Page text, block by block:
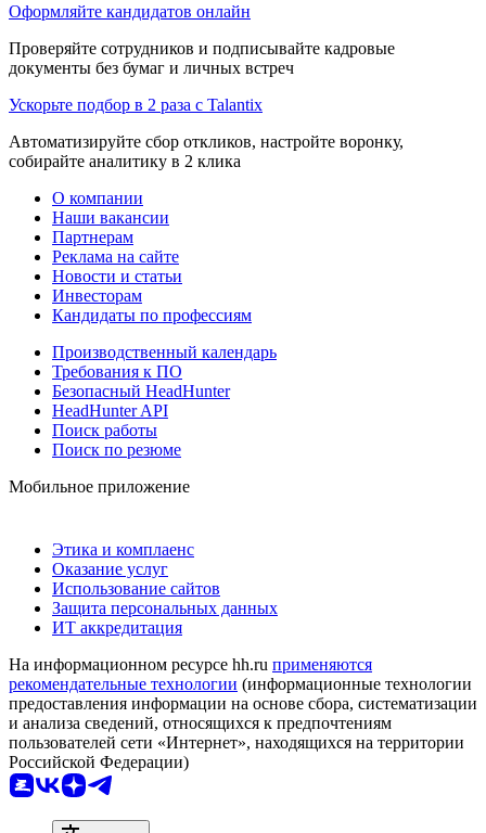
Оформляйте кандидатов онлайн
Проверяйте сотрудников и подписывайте кадровые
документы без бумаг и личных встреч
Ускорьте подбор в 2 раза с Talantix
Автоматизируйте сбор откликов, настройте воронку,
собирайте аналитику в 2 клика
О компании
Наши вакансии
Партнерам
Реклама на сайте
Новости и статьи
Инвесторам
Кандидаты по профессиям
Производственный календарь
Требования к ПО
Безопасный HeadHunter
HeadHunter API
Поиск работы
Поиск по резюме
Мобильное приложение
Этика и комплаенс
Оказание услуг
Использование сайтов
Защита персональных данных
ИТ аккредитация
На информационном ресурсе hh.ru применяются
рекомендательные технологии (информационные технологии
предоставления информации на основе сбора, систематизации
и анализа сведений, относящихся к предпочтениям
пользователей сети «Интернет», находящихся на территории
Российской Федерации)